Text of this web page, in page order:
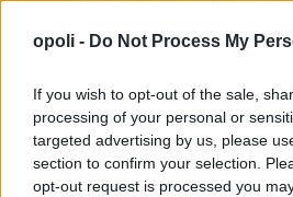
opoli - Do Not Process My
If you wish to opt-out of the sale,
processing of your personal or
targeted advertising by us, please
section to confirm your selection.
opt-out request is processed you